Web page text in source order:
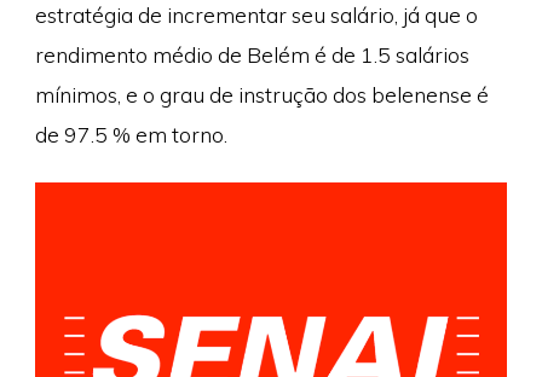
estratégia de incrementar seu salário, já que o
rendimento médio de Belém é de 1.5 salários
mínimos, e o grau de instrução dos belenense é
de 97.5 % em torno.